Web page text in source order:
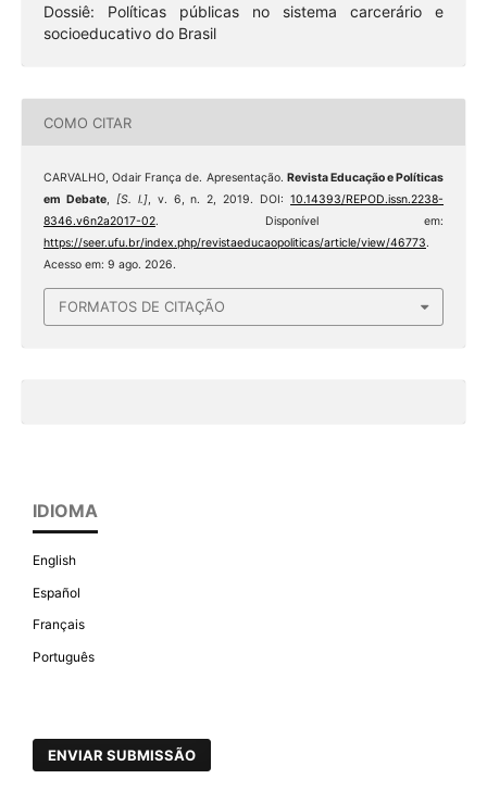
Dossiê: Políticas públicas no sistema carcerário e
socioeducativo do Brasil
COMO CITAR
CARVALHO, Odair França de. Apresentação. Revista Educação e Políticas
em Debate, [S. l.], v. 6, n. 2, 2019. DOI:10.14393/REPOD.issn.2238-
8346.v6n2a2017-02. Disponível em:
https://seer.ufu.br/index.php/revistaeducaopoliticas/article/view/46773.
Acesso em: 9 ago. 2026.
FORMATOS DE CITAÇÃO
IDIOMA
English
Español
Français
Português
ENVIAR SUBMISSÃO